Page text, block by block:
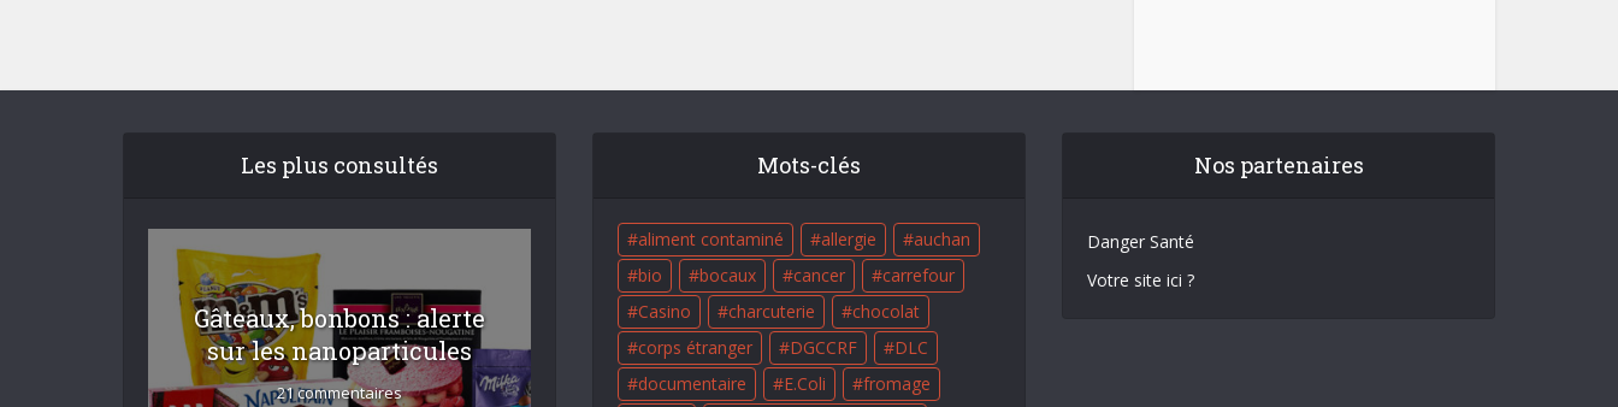
Les plus consultés
Gâteaux, bonbons : alerte
sur les nanoparticules
21 commentaires
Mots-clés
aliment contaminé allergie
auchan
bio
bocaux cancer
carrefour
Casino
charcuterie
chocolat
corps étranger
DGCCRF
DLC
documentaire
E.Coli
fromage
Nos partenaires
Danger Santé
Votre site ici ?